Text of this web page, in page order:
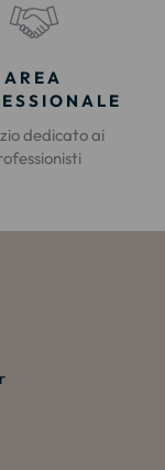
AREA
dedicato ai